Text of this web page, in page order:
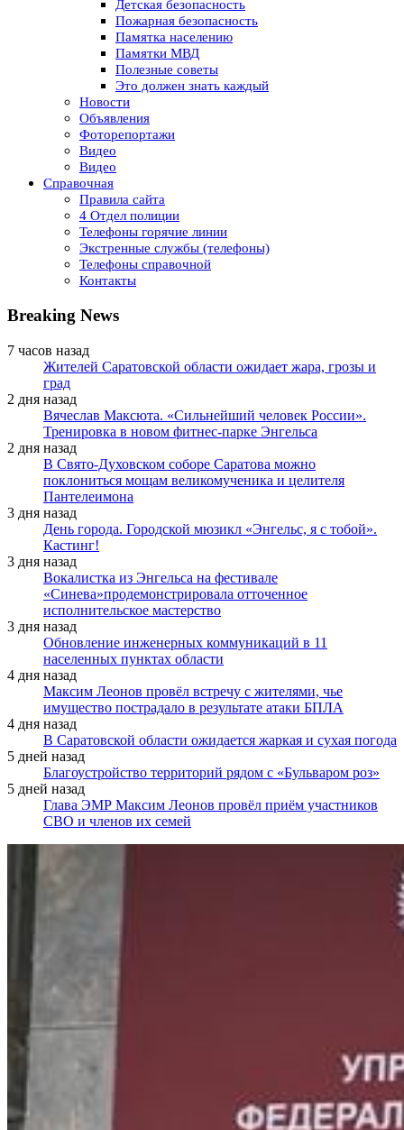
Детская безопасность
Пожарная безопасность
Памятка населению
Памятки МВД
Полезные советы
Это должен знать каждый
Новости
Объявления
Фоторепортажи
Видео
Видео
Справочная
Правила сайта
4 Отдел полиции
Телефоны горячие линии
Экстренные службы (телефоны)
Телефоны справочной
Контакты
Breaking News
7 часов назад
Жителей Саратовской области ожидает жара, грозы и
град
2 дня назад
Вячеслав Максюта. «Сильнейший человек России».
Тренировка в новом фитнес-парке Энгельса
2 дня назад
В Свято-Духовском соборе Саратова можно
поклониться мощам великомученика и целителя
Пантелеимона
3 дня назад
День города. Городской мюзикл «Энгельс, я с тобой».
Кастинг!
3 дня назад
Вокалистка из Энгельса на фестивале
«Синева»продемонстрировала отточенное
исполнительское мастерство
3 дня назад
Обновление инженерных коммуникаций в 11
населенных пунктах области
4 дня назад
Максим Леонов провёл встречу с жителями, чье
имущество пострадало в результате атаки БПЛА
4 дня назад
В Саратовской области ожидается жаркая и сухая погода
5 дней назад
Благоустройство территорий рядом с «Бульваром роз»
5 дней назад
Глава ЭМР Максим Леонов провёл приём участников
СВО и членов их семей